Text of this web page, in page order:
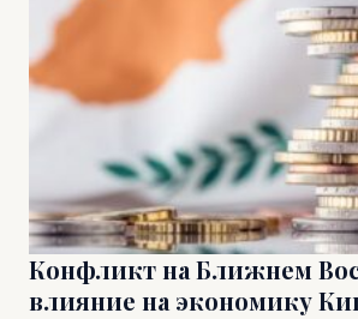
Конфликт на Ближнем
влияние на экономику